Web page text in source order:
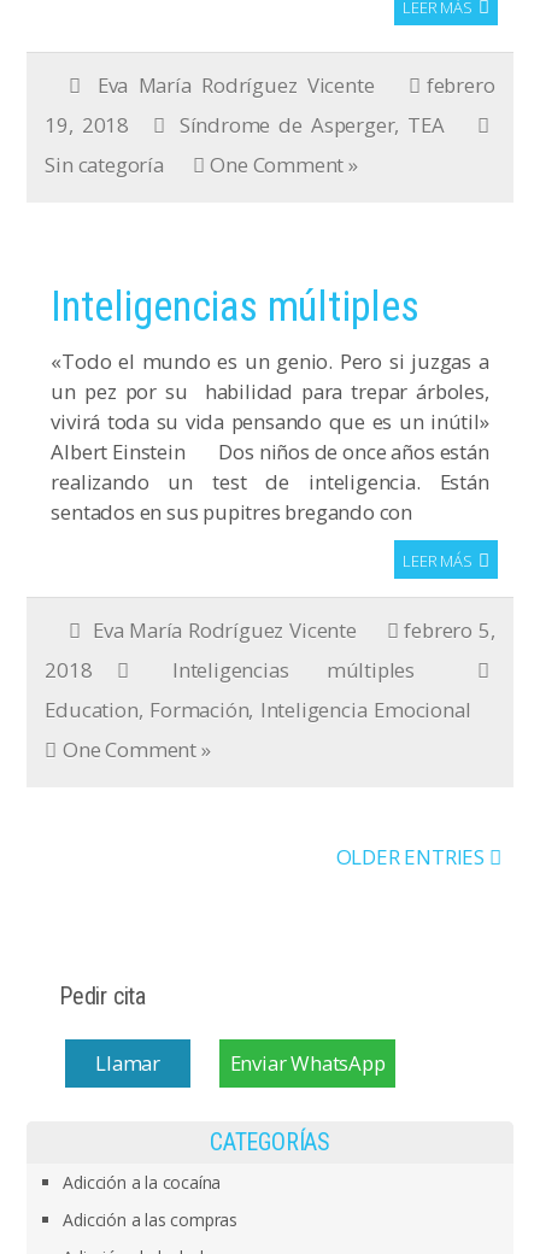
LEER MÁS
Eva María Rodríguez Vicente
febrero
19, 2018
Síndrome de Asperger, TEA
Sin categoría
One Comment »
Inteligencias múltiples
«Todo el mundo es un genio. Pero si juzgas a
un pez por su habilidad para trepar árboles,
vivirá toda su vida pensando que es un inútil»
Albert Einstein Dos niños de once años están
realizando un test de inteligencia. Están
sentados en sus pupitres bregando con
LEER MÁS
Eva María Rodríguez Vicente
febrero 5,
2018
Inteligencias múltiples
Education, Formación, Inteligencia Emocional
One Comment »
OLDER ENTRIES
Pedir cita
Llamar Enviar WhatsApp
CATEGORÍAS
Adicción a la cocaína
Adicción a las compras